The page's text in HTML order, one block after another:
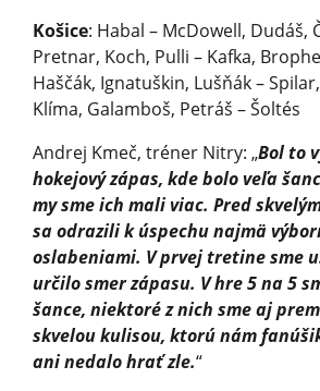
Košice: Habal – McDowell, Dudáš,
Pretnar, Koch, Pulli – Kafka,
Haščák, Ignatuškin, Lušňák –
Klíma, Galamboš, Petráš – Šoltés
Andrej Kmeč, tréner Nitry: „Bol to
hokejový zápas, kde bolo veľa
my sme ich mali viac. Pred
sa odrazili k úspechu najmä
oslabeniami. V prvej tretine sme
určilo smer zápasu. V hre 5 na 5
šance, niektoré z nich sme aj
skvelou kulisou, ktorú nám
ani nedalo hrať zle.“